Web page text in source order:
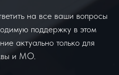
на все ваши вопросы
поддержку в этом
актуально только для
и МО.